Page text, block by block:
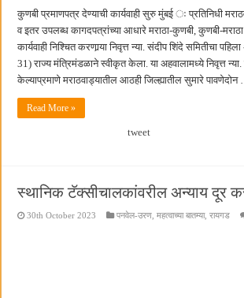
कुणबी प्रमाणपत्र देण्याची कार्यवाही सुरु मुंबई ः प्रतिनिधी
व इतर उपलब्ध कागदपत्रांच्या आधारे मराठा-कुणबी, कुणबी-
कार्यवाही निश्चित करणार्‍या निवृत्त न्या. संदीप शिंदे समितीचा
31) राज्य मंत्रिमंडळाने स्वीकृत केला. या अहवालामध्ये निवृत्त
केल्याप्रमाणे मराठवाड्यातील आठही जिल्ह्यातील सुमारे पावणेदोन …
Read More »
tweet
स्थानिक टॅक्सीचालकांवरील अन्याय दूर
30th October 2023 पनवेल-उरण ,महत्वाच्या बातम्या,रायगड